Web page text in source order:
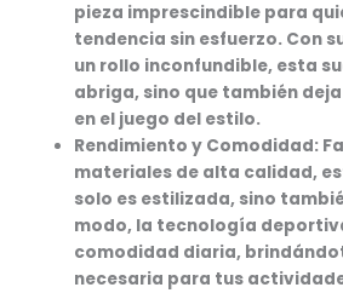
pieza imprescindible para
tendencia sin esfuerzo. Con
un rollo inconfundible, esta
abriga, sino que también
en el juego del estilo.
Rendimiento y Comodidad:
materiales de alta calidad,
solo es estilizada, sino
modo, la tecnología
comodidad diaria,
necesaria para tus